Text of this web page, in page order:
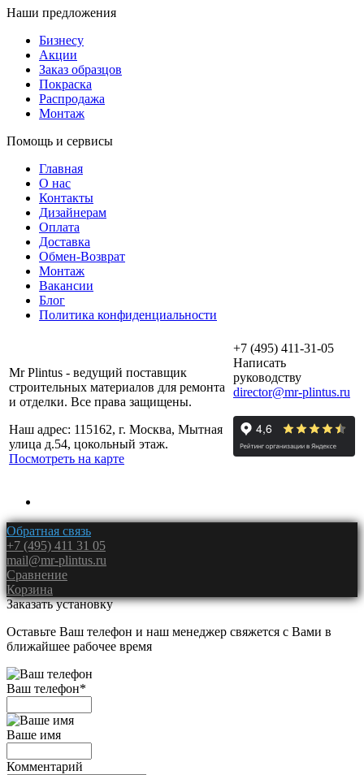
Наши предложения
Бизнесу
Акции
Заказ образцов
Покраска
Распродажа
Монтаж
Помощь и сервисы
Главная
О нас
Контакты
Дизайнерам
Оплата
Доставка
Обмен-Возврат
Монтаж
Вакансии
Блог
Политика конфиденциальности
Mr Plintus - ведущий поставщик
строительных материалов для ремонта
и отделки. Все права защищены.
Наш адрес: 115162, г. Москва, Мытная
улица д.54, цокольный этаж.
Посмотреть на карте
+7 (495) 411-31-05
Написать
руководству
director@mr-plintus.ru
Обратная связь
+7 (495) 411 31 05
mail@mr-plintus.ru
Сравнение
Корзина
Заказать установку
Оставьте Ваш телефон и наш менеджер свяжется с Вами в
ближайшее рабочее время
Ваш телефон*
Ваше имя
Комментарий